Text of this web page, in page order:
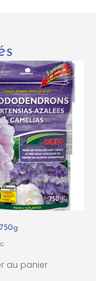
au panier